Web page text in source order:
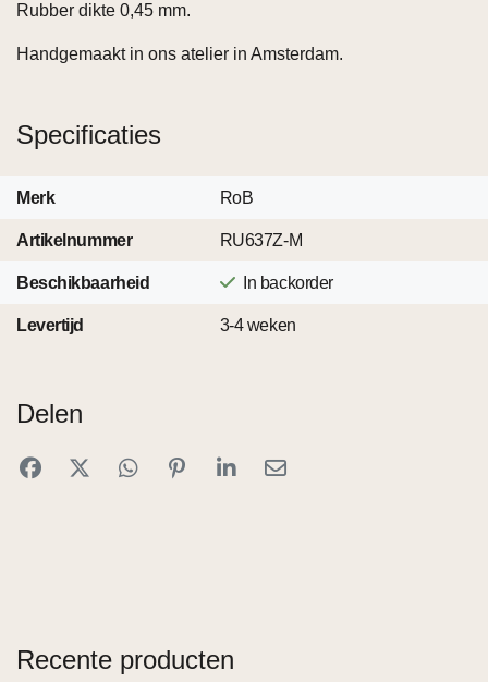
Rubber dikte 0,45 mm.
Handgemaakt in ons atelier in Amsterdam.
Specificaties
Merk RoB
Artikelnummer RU637Z-M
Beschikbaarheid In backorder
Levertijd 3-4 weken
Delen
Recente producten